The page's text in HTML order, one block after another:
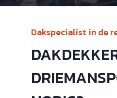
Dakspecialist in de